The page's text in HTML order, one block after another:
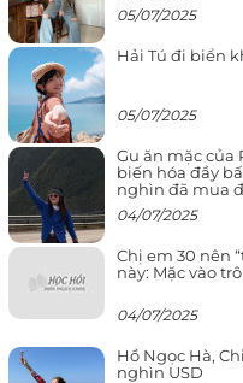
05/07/2025
Hải Tú đi biển
05/07/2025
Gu ăn mặc của
biến hóa đầy
nghìn đã mua
04/07/2025
Chị em 30 nên
này: Mặc vào
04/07/2025
Hồ Ngọc Hà,
nghìn USD